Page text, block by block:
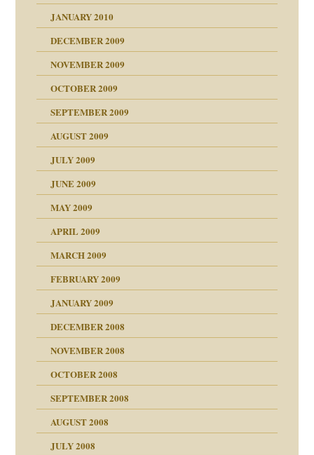
JANUARY 2010
DECEMBER 2009
NOVEMBER 2009
OCTOBER 2009
SEPTEMBER 2009
AUGUST 2009
JULY 2009
JUNE 2009
MAY 2009
APRIL 2009
MARCH 2009
FEBRUARY 2009
JANUARY 2009
DECEMBER 2008
NOVEMBER 2008
OCTOBER 2008
SEPTEMBER 2008
AUGUST 2008
JULY 2008